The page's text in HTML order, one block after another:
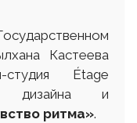
Кастеева
Étage
дизайна и
ритма».